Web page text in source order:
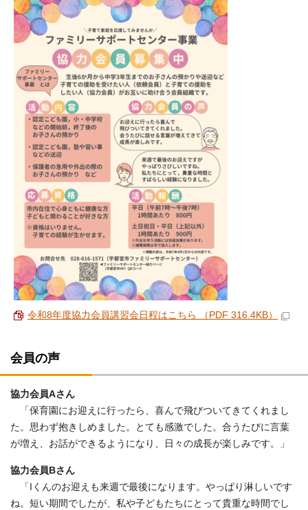
令和8年度協力会員講習会日程はこちら （PDF 316.4KB）
会員の声
協力会員Aさん
「保育園にお迎えに行ったら、喜んで飛びついてきてくれまし
た。思わず抱きしめました。とても感激でした。合うたびに言葉
が増え、お話ができるようになり、日々の成長が楽しみです。」
協力会員Bさん
「Iくんのお迎えも来週で最後になります。やっぱり淋しいです
ね。短い期間でしたが、私や子どもたちにとって貴重な時間でし